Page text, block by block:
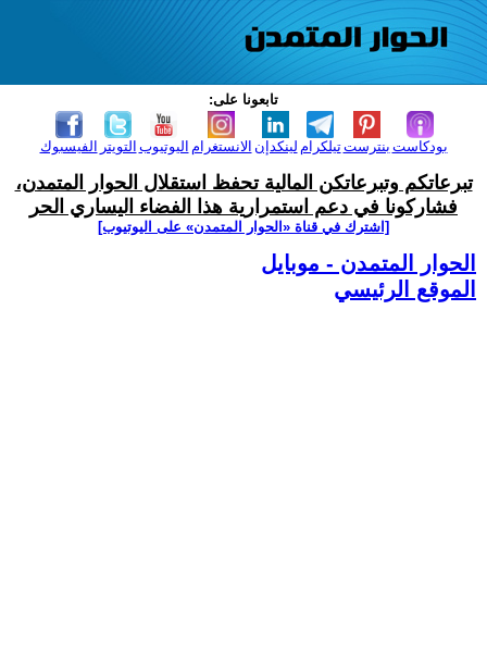
تابعونا على:
الفيسبوك التويتر اليوتيوب الانستغرام لينكدإن تيلكرامبنترست بودكاست
تبرعاتكم وتبرعاتكن المالية تحفظ استقلال الحوار المتمدن،
فشاركونا في دعم استمرارية هذا الفضاء اليساري الحر
[اشترك في قناة ‫«الحوار المتمدن» على اليوتيوب]
الحوار المتمدن - موبايل
الموقع الرئيسي